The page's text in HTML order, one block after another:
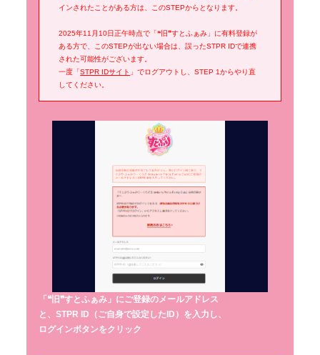
インされたことがある方は、このSTEPからとなります。
2025年11月10日正午時点で「❝旧❞すとふぁみ」に有料登録が
ある方で、このSTEPが出ない場合は、誤ったSTPR IDで連携
された可能性がございます。
一度「STPR IDサイト 」でログアウトし、STEP 1からやり直
してください。
「❝旧❞すとふぁみ」にご登録のメールアドレス
と、STPR ID（ご自身で設定したID）を入力し、
ログインボタンをクリック